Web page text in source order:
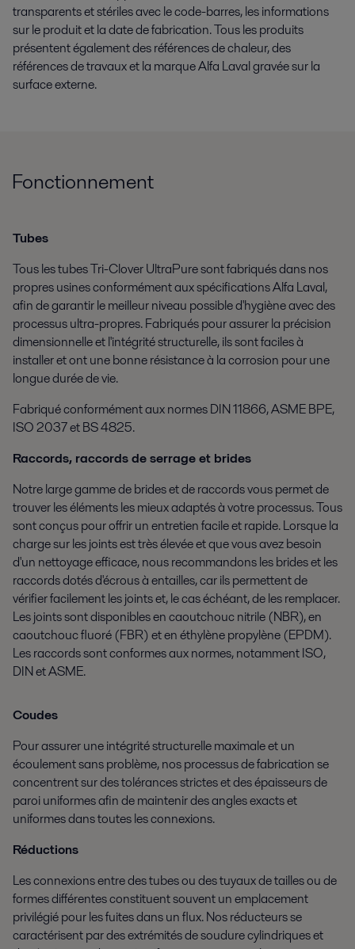
transparents et stériles avec le code-barres, les informations
sur le produit et la date de fabrication. Tous les produits
présentent également des références de chaleur, des
références de travaux et la marque Alfa Laval gravée sur la
surface externe.
Fonctionnement
Tubes
Tous les tubes Tri-Clover UltraPure sont fabriqués dans nos
propres usines conformément aux spécifications Alfa Laval,
afin de garantir le meilleur niveau possible d'hygiène avec des
processus ultra-propres. Fabriqués pour assurer la précision
dimensionnelle et l'intégrité structurelle, ils sont faciles à
installer et ont une bonne résistance à la corrosion pour une
longue durée de vie.
Fabriqué conformément aux normes DIN 11866, ASME BPE,
ISO 2037 et BS 4825.
Raccords, raccords de serrage et brides
Notre large gamme de brides et de raccords vous permet de
trouver les éléments les mieux adaptés à votre processus. Tous
sont conçus pour offrir un entretien facile et rapide. Lorsque la
charge sur les joints est très élevée et que vous avez besoin
d'un nettoyage efficace, nous recommandons les brides et les
raccords dotés d'écrous à entailles, car ils permettent de
vérifier facilement les joints et, le cas échéant, de les remplacer.
Les joints sont disponibles en caoutchouc nitrile (NBR), en
caoutchouc fluoré (FBR) et en éthylène propylène (EPDM).
Les raccords sont conformes aux normes, notamment ISO,
DIN et ASME.
Coudes
Pour assurer une intégrité structurelle maximale et un
écoulement sans problème, nos processus de fabrication se
concentrent sur des tolérances strictes et des épaisseurs de
paroi uniformes afin de maintenir des angles exacts et
uniformes dans toutes les connexions.
Réductions
Les connexions entre des tubes ou des tuyaux de tailles ou de
formes différentes constituent souvent un emplacement
privilégié pour les fuites dans un flux. Nos réducteurs se
caractérisent par des extrémités de soudure cylindriques et